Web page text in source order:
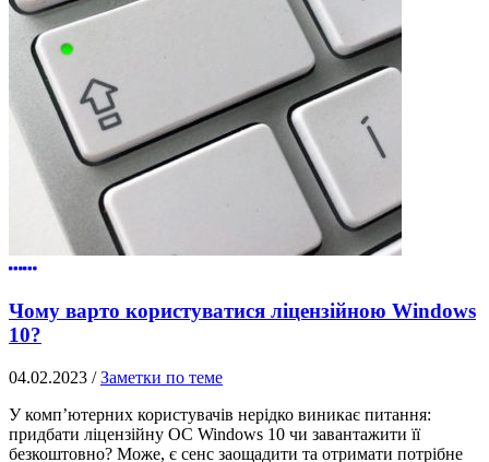
Чому варто користуватися ліцензійною Windows
10?
04.02.2023 / Заметки по теме
У комп’ютерних користувачів нерідко виникає питання:
придбати ліцензійну ОС Windows 10 чи завантажити її
безкоштовно? Може, є сенс заощадити та отримати потрібне